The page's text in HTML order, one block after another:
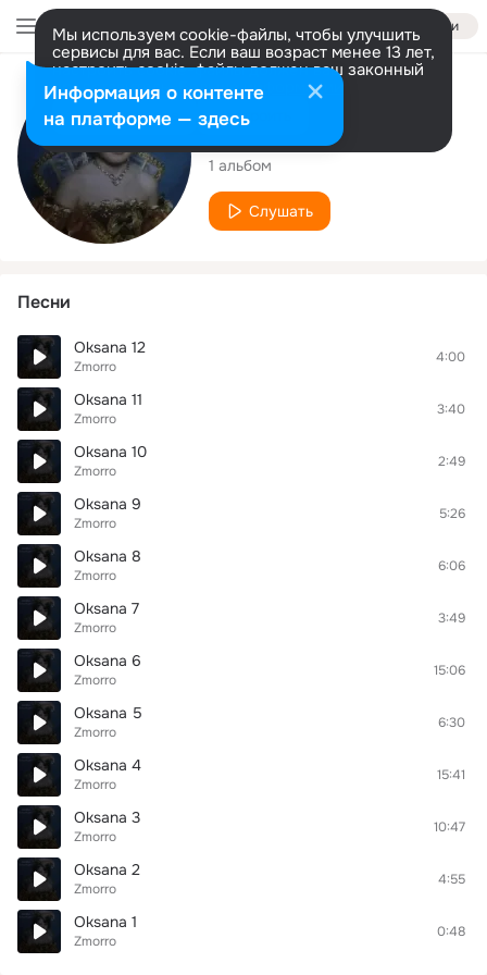
Войти
Мы используем cookie-файлы, чтобы улучшить
сервисы для вас. Если ваш возраст менее 13 лет,
настроить cookie-файлы должен ваш законный
представитель. Больше информации
Разрешить все Настроить
Исполнитель
Zmorro
1 альбом
Слушать
Песни
Oksana 12
Zmorro
4:00
Oksana 11
Zmorro
3:40
Oksana 10
Zmorro
2:49
Oksana 9
Zmorro
5:26
Oksana 8
Zmorro
6:06
Oksana 7
Zmorro
3:49
Oksana 6
Zmorro
15:06
Oksana 5
Zmorro
6:30
Oksana 4
Zmorro
15:41
Oksana 3
Zmorro
10:47
Oksana 2
Zmorro
4:55
Oksana 1
Zmorro
0:48
Информация о контенте
на платформе — здесь